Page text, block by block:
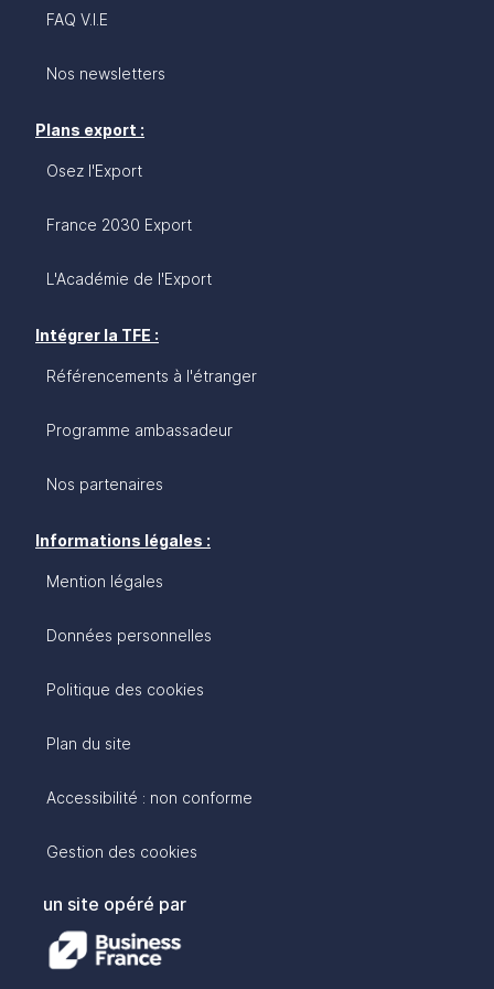
FAQ V.I.E
Nos newsletters
Plans export :
Osez l'Export
France 2030 Export
L'Académie de l'Export
Intégrer la TFE :
Référencements à l'étranger
Programme ambassadeur
Nos partenaires
Informations légales :
Mention légales
Données personnelles
Politique des cookies
Plan du site
Accessibilité : non conforme
Gestion des cookies
un site opéré par